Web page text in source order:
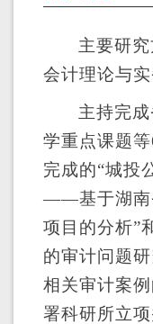
主要研
会计理论与实
主持完
学重点课题等
完成的“城投
——基于湖南
项目的分析”
的审计问题
相关审计案
署科研所立